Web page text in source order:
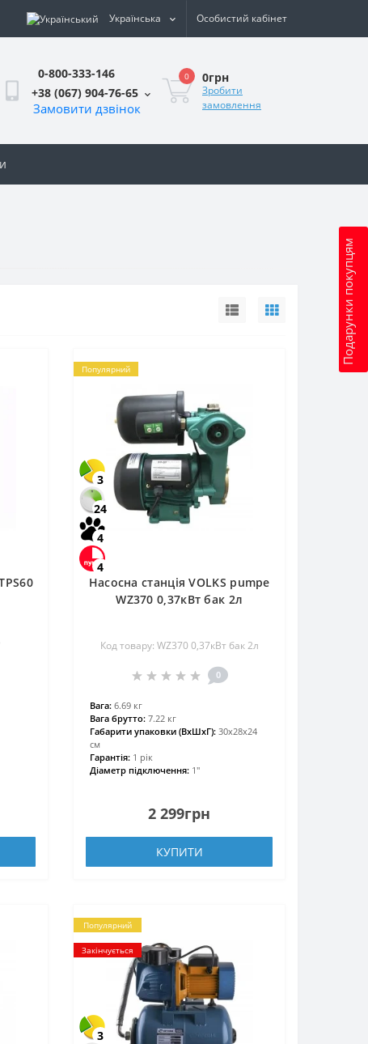
Українська Особистий кабінет
0-800-333-146
+38 (067) 904-76-65
Замовити дзвінок
0 0грн
Зробити
замовлення
Подарунки покупцям
Популярний
3
24
4
4
Насосна станція VOLKS pumpe
WZ370 0,37кВт бак 2л
Код товару: WZ370 0,37кВт бак 2л
0
Вага: 6.69 кг
Вага брутто: 7.22 кг
Габарити упаковки (ВхШхГ): 30х28х24
см
Гарантія: 1 рік
Діаметр підключення: 1″
2 299грн
КУПИТИ
Популярний
Закінчується
3